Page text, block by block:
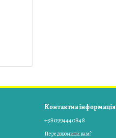
Контактна інформація
+380994440848
Передзвонити вам?